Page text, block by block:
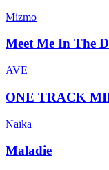
Mizmo
Meet Me In The
AVE
ONE TRACK
Naïka
Maladie